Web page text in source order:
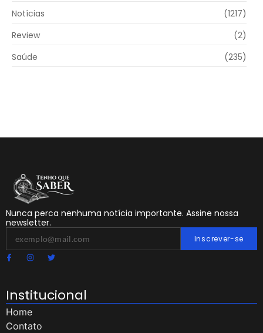
Notícias
(1217)
Review
(2)
Saúde
(235)
Nunca perca nenhuma notícia importante. Assine nossa
newsletter.
Inscrever-se
Institucional
Home
Contato